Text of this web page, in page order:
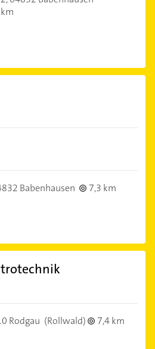
Babenhausen
7,3 km
Rodgau (Rollwald)
7,4 km